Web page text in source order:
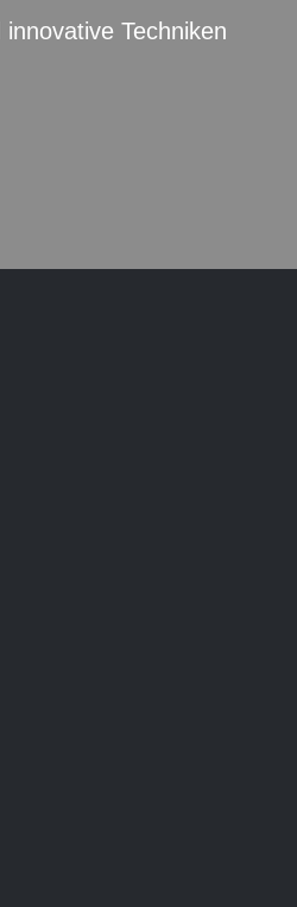
Techniken